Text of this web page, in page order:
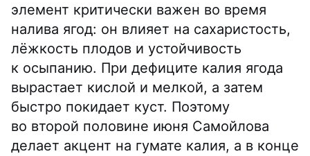
элемент критически важен во время
налива ягод: он влияет на сахаристость,
лёжкость плодов и устойчивость
к осыпанию. При дефиците калия ягода
вырастает кислой и мелкой, а затем
быстро покидает куст. Поэтому
во второй половине июня Самойлова
делает акцент на гумате калия, а в конце